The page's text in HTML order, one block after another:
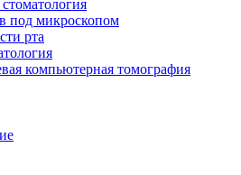
под микроскопом
рта
компьютерная томография